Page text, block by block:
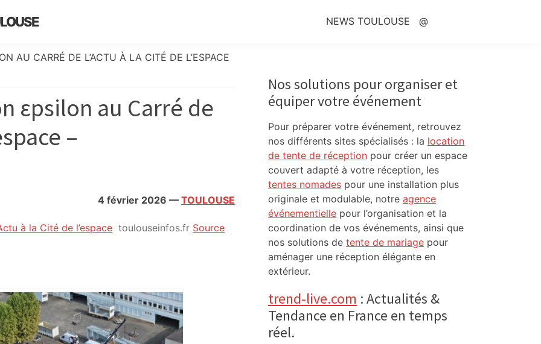
NEWS TOULOUSE @
AU CARRÉ DE L’ACTU À LA CITÉ DE L’ESPACE
εpsilon au Carré de
–
4 février 2026 — TOULOUSE
à la Cité de l’espace toulouseinfos.fr Source
Sidebar
Nos solutions pour organiser et
équiper votre événement
Pour préparer votre événement, retrouvez
nos différents sites spécialisés : la location
de tente de réception pour créer un espace
couvert adapté à votre réception, les
tentes nomades pour une installation plus
originale et modulable, notre agence
événementielle pour l’organisation et la
coordination de vos événements, ainsi que
nos solutions de tente de mariage pour
aménager une réception élégante en
extérieur.
trend-live.com : Actualités &
Tendance en France en temps
réel.